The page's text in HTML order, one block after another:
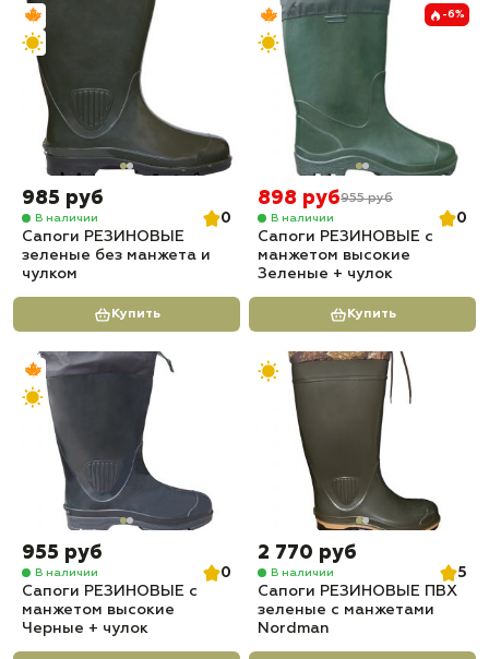
985 руб
В наличии
0
Сапоги РЕЗИНОВЫЕ
зеленые без манжета и
чулком
Купить
-6%
898 руб955 руб
В наличии
0
Сапоги РЕЗИНОВЫЕ с
манжетом высокие
Зеленые + чулок
Купить
955 руб
В наличии
0
Сапоги РЕЗИНОВЫЕ с
манжетом высокие
Черные + чулок
2 770 руб
В наличии
5
Сапоги РЕЗИНОВЫЕ ПВХ
зеленые с манжетами
Nordman